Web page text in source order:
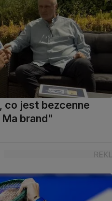
co jest bezcenne
brand"